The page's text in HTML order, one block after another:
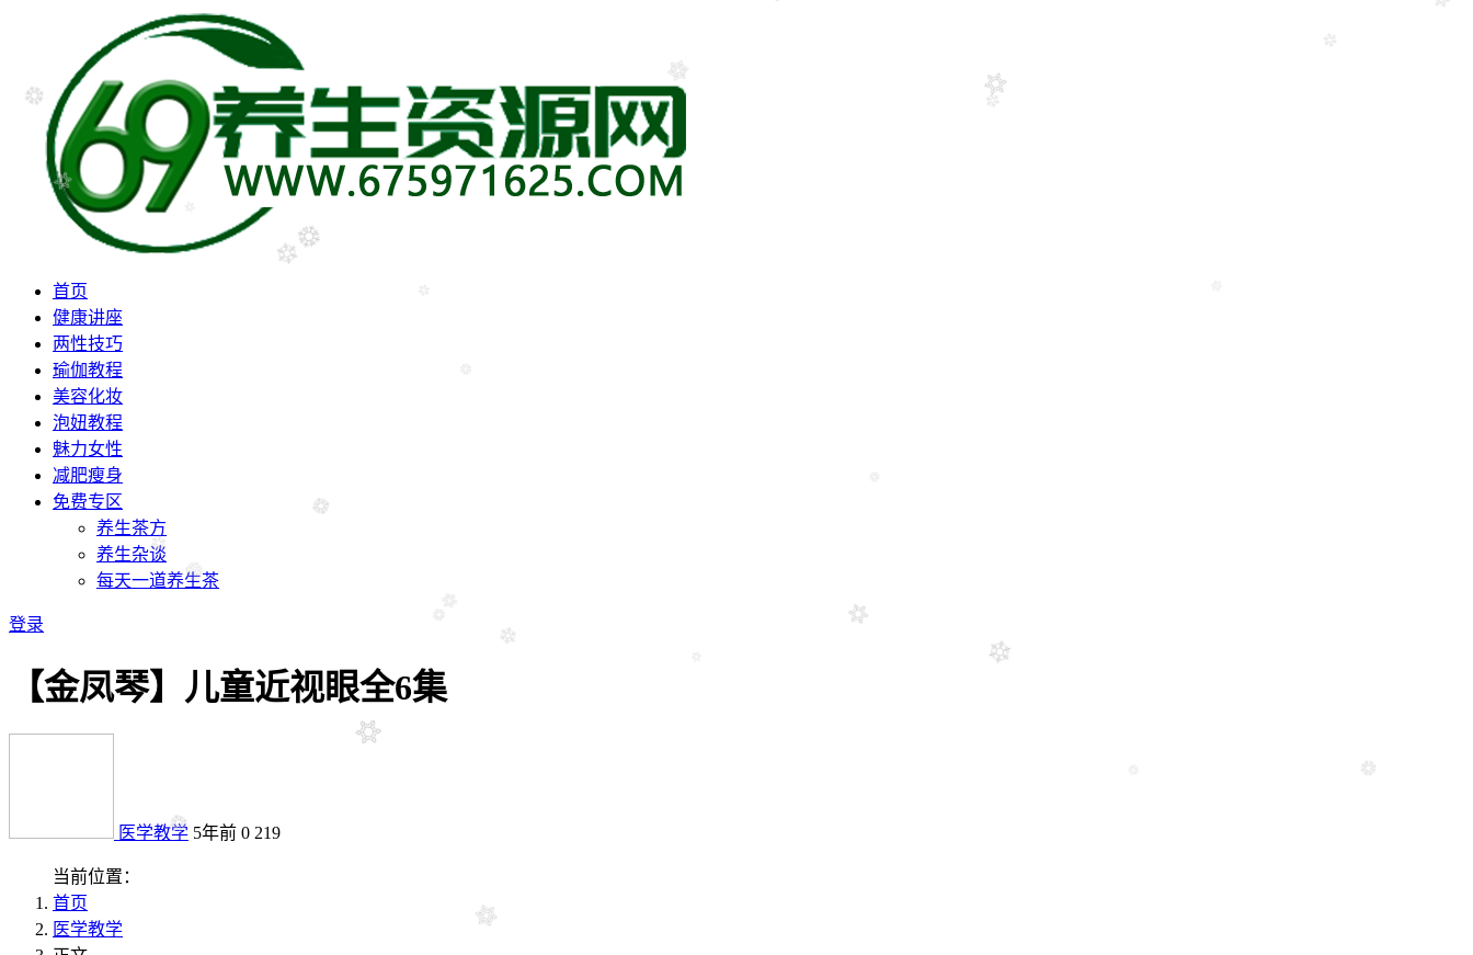
首页
健康讲座
两性技巧
瑜伽教程
美容化妆
泡妞教程
魅力女性
减肥瘦身
免费专区
养生茶方
养生杂谈
每天一道养生茶
登录
【金凤琴】儿童近视眼全6集
医学教学 5年前 0 219
当前位置：
首页
医学教学